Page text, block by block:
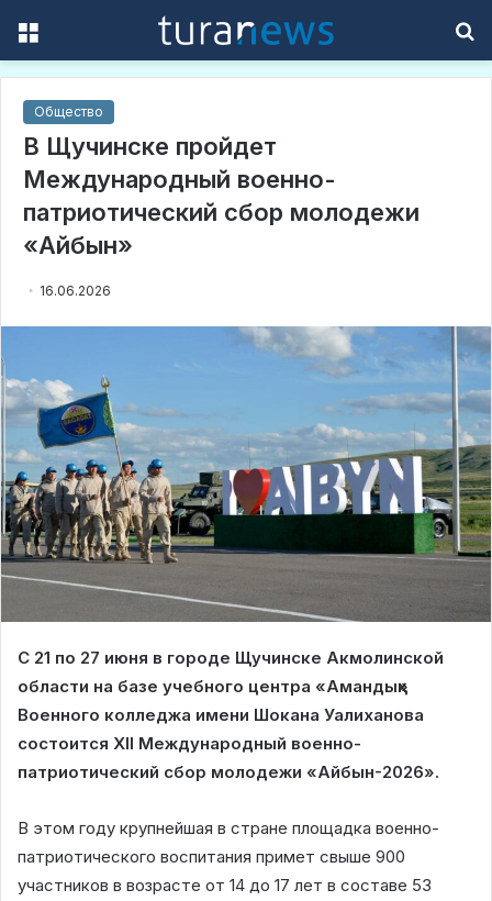
Общество
В Щучинске пройдет
Международный военно-
патриотический сбор молодежи
«Айбын»
16.06.2026
С 21 по 27 июня в городе Щучинске Акмолинской
области на базе учебного центра «Амандық»
Военного колледжа имени Шокана Уалиханова
состоится XII Международный военно-
патриотический сбор молодежи «Айбын-2026».
В этом году крупнейшая в стране площадка военно-
патриотического воспитания примет свыше 900
участников в возрасте от 14 до 17 лет в составе 53